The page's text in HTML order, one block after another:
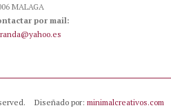
MALAGA
por mail:
Diseñado por: minimalcreativos.com